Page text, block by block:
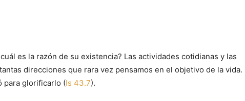
es la razón de su existencia? Las actividades cotidianas y las
direcciones que rara vez pensamos en el objetivo de la vida.
para glorificarlo (Is 43.7).